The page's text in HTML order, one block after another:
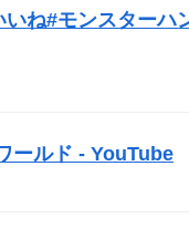
ね#モンスターハ
ールド - YouTube